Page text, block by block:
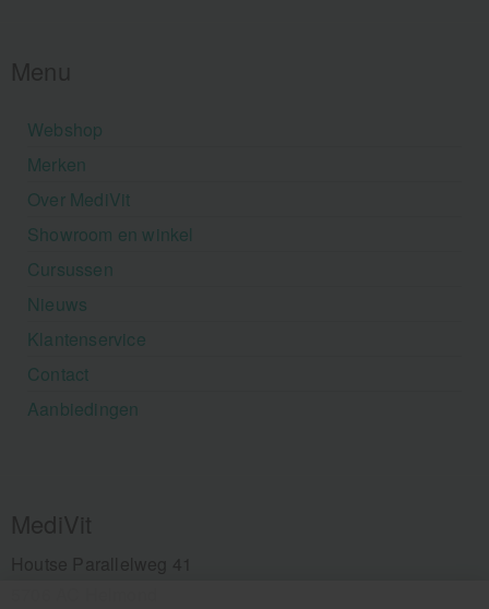
Webshop
Merken
Over MediVit
Showroom en winkel
Cursussen
Nieuws
Klantenservice
Contact
Aanbiedingen